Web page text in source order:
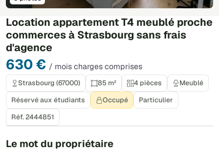
Location appartement T4 meublé proche
commerces à Strasbourg sans frais
d'agence
630 € / mois charges comprises
Strasbourg (67000) 85 m² 4 pièces
Meublé
Réservé aux étudiants
Occupé
Particulier
Réf. 2444851
Le mot du propriétaire